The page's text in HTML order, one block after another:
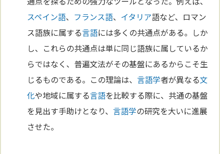
スペイン語、 フランス語、 イタリア語など、ロマン
ス語族に属する言語には多くの共通点がある。しか
し、これらの共通点は単に同じ語族に属しているか
らではなく、普遍文法がその基盤にあるからこそ生
じるものである。この理論は、言語学者が異なる文
化や地域に属する言語を比較する際に、共通の基盤
を見出す手助けとなり、言語学の研究を大いに進展
させた。